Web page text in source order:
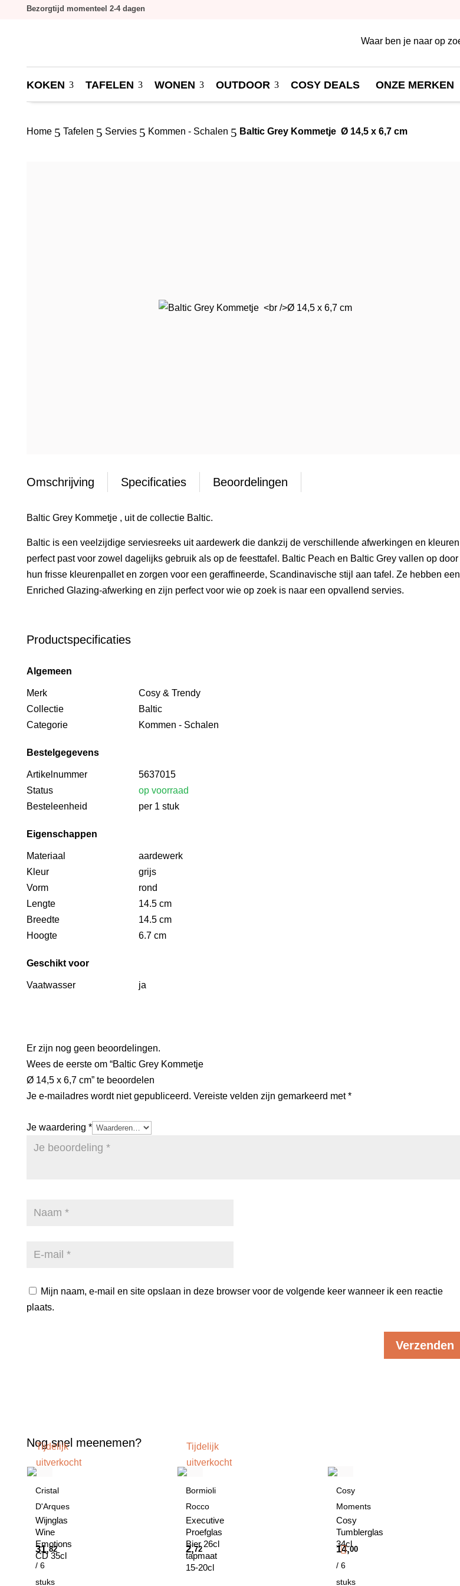
Bezorgtijd momenteel 2-4 dagen
KOKEN TAFELEN WONEN OUTDOOR COSY DEALS ONZE MERKEN
Home 5 Tafelen 5 Servies 5 Kommen - Schalen 5 Baltic Grey Kommetje Ø 14,5 x 6,7 cm
Omschrijving Specificaties Beoordelingen
Baltic Grey Kommetje , uit de collectie Baltic.
Baltic is een veelzijdige serviesreeks uit aardewerk die dankzij de verschillende afwerkingen en kleuren
perfect past voor zowel dagelijks gebruik als op de feesttafel. Baltic Peach en Baltic Grey vallen op door
hun frisse kleurenpallet en zorgen voor een geraffineerde, Scandinavische stijl aan tafel. Ze hebben een
Enriched Glazing-afwerking en zijn perfect voor wie op zoek is naar een opvallend servies.
Productspecificaties
Algemeen
Merk
Cosy & Trendy
Collectie
Baltic
Categorie
Kommen - Schalen
Bestelgegevens
Artikelnummer
5637015
Status
op voorraad
Besteleenheid
per 1 stuk
Eigenschappen
Materiaal
aardewerk
Kleur
grijs
Vorm
rond
Lengte
14.5 cm
Breedte
14.5 cm
Hoogte
6.7 cm
Geschikt voor
Vaatwasser ja
Er zijn nog geen beoordelingen.
Wees de eerste om “Baltic Grey Kommetje
Ø 14,5 x 6,7 cm” te beoordelen
Je e-mailadres wordt niet gepubliceerd. Vereiste velden zijn gemarkeerd met*
Je waardering *
Mijn naam, e-mail en site opslaan in deze browser voor de volgende keer wanneer ik een reactie
plaats.
Nog snel meenemen?
Tijdelijk
uitverkocht
Cristal
D'Arques
Wijnglas
Wine
Emotions
CD 35cl
31,82
/ 6
stuks
Tijdelijk
uitverkocht
Bormioli
Rocco
Executive
Proefglas
Bier 26cl
tapmaat
15-20cl
2,72
Cosy
Moments
Cosy
Tumblerglas
34cl
14,00
/ 6
stuks